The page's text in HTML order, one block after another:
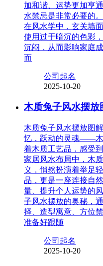
加和谐、运势更加亨
水禁忌是非常必要的
在风水学中，玄关墙
使用过于暗沉的色彩
沉闷，从而影响家庭
而
公司起名
2025-10-20
木质兔子风水摆放
木质兔子风水摆放图
忆，跃动的灵魂——木
着木质工艺品，感受
家居风水布局中，木
义，悄然扮演着举足
品，更是一座连接自
量、提升个人运势的
子风水摆放的奥秘，
择、造型寓意、方位
准备好跟随
公司起名
2025-10-20